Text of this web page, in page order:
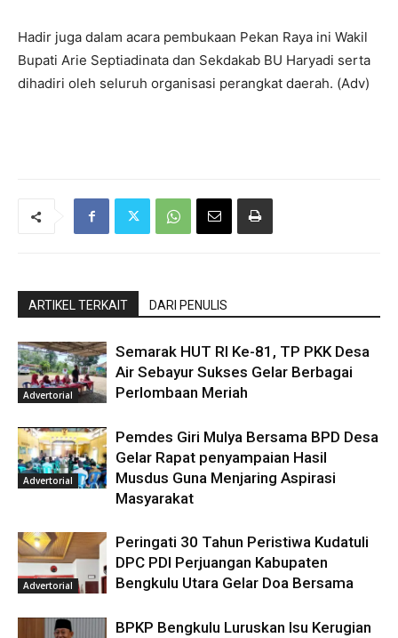
Hadir juga dalam acara pembukaan Pekan Raya ini Wakil
Bupati Arie Septiadinata dan Sekdakab BU Haryadi serta
dihadiri oleh seluruh organisasi perangkat daerah. (Adv)
ARTIKEL TERKAIT DARI PENULIS
Advertorial
Semarak HUT RI Ke-81, TP PKK Desa
Air Sebayur Sukses Gelar Berbagai
Perlombaan Meriah
Advertorial
Pemdes Giri Mulya Bersama BPD Desa
Gelar Rapat penyampaian Hasil
Musdus Guna Menjaring Aspirasi
Masyarakat
Advertorial
Peringati 30 Tahun Peristiwa Kudatuli
DPC PDI Perjuangan Kabupaten
Bengkulu Utara Gelar Doa Bersama
BPKP Bengkulu Luruskan Isu Kerugian